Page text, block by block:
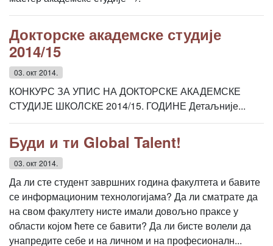
Докторске академске студије
2014/15
03. окт 2014.
КОНКУРС ЗА УПИС НА ДОКТОРСКЕ АКАДЕМСКЕ
СТУДИЈЕ ШКОЛСКЕ 2014/15. ГОДИНЕ Детаљније...
Буди и ти Global Talent!
03. окт 2014.
Да ли сте студент завршних година факултета и бавите
се информационим технологијама? Да ли сматрате да
на свом факултету нисте имали довољно праксе у
области којом ћете се бавити? Да ли бисте волели да
унапредите себе и на личном и на професионалн...